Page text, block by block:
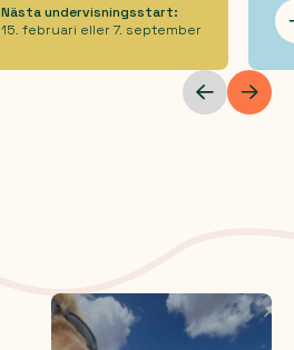
Nästa undervisningsstart:
15. februari eller 7. september